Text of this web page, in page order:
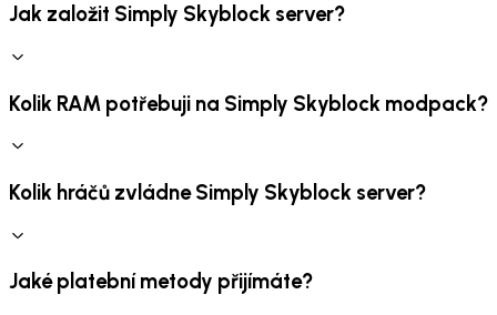
Jak založit Simply Skyblock server?
Kolik RAM potřebuji na Simply Skyblock modpack?
Kolik hráčů zvládne Simply Skyblock server?
Jaké platební metody přijímáte?